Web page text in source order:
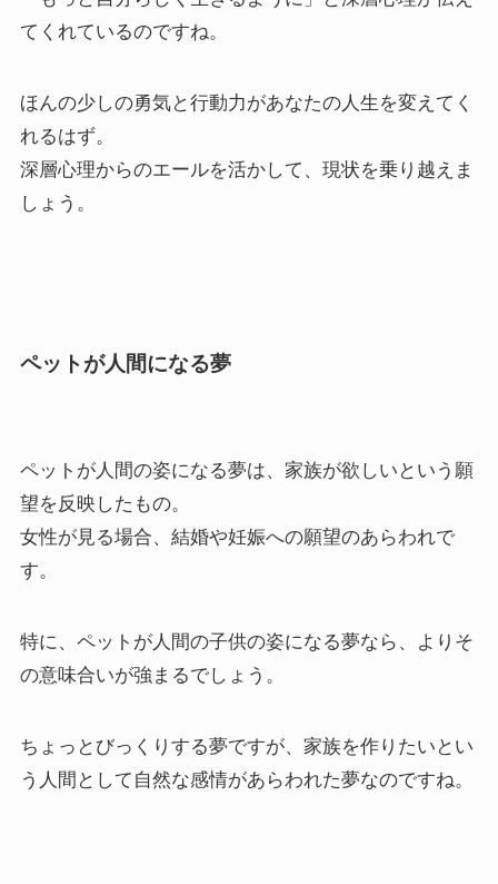
てくれているのですね。
ほんの少しの勇気と行動力があなたの人生を変えてく
れるはず。
深層心理からのエールを活かして、現状を乗り越えま
しょう。
ペットが人間になる夢
ペットが人間の姿になる夢は、家族が欲しいという願
望を反映したもの。
女性が見る場合、結婚や妊娠への願望のあらわれで
す。
特に、ペットが人間の子供の姿になる夢なら、よりそ
の意味合いが強まるでしょう。
ちょっとびっくりする夢ですが、家族を作りたいとい
う人間として自然な感情があらわれた夢なのですね。